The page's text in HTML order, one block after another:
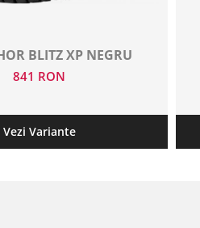
BLITZ XP NEGRU
841 RON
Vezi Variante